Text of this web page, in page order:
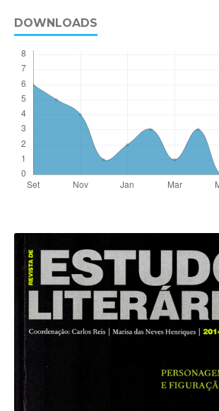
DOWNLOADS